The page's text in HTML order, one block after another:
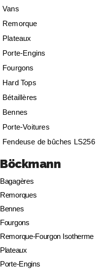
Vans
Remorque
Plateaux
Porte-Engins
Fourgons
Hard Tops
Bétaillères
Bennes
Porte-Voitures
Fendeuse de bûches LS256
Böckmann
Bagagères
Remorques
Bennes
Fourgons
Remorque-Fourgon Isotherme
Plateaux
Porte-Engins